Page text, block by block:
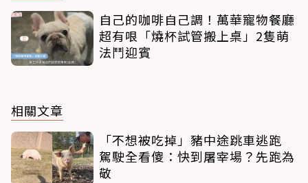
自己的咖啡自己調！萬華寵物餐廳
超有哏「燒杯試管搬上桌」2隻萌
法鬥迎賓
相關文章
「不想被吃掉」豬中途跳車逃跑
駕駛全看傻：快到屠宰場？先跑為
敬